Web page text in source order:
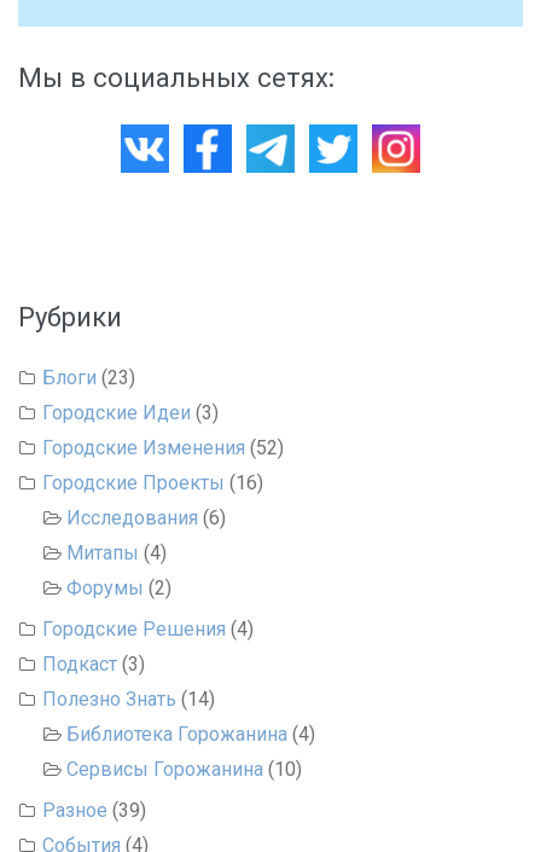
Мы в социальных сетях:
Рубрики
Блоги (23)
Городские Идеи (3)
Городские Изменения (52)
Городские Проекты (16)
Исследования (6)
Митапы (4)
Форумы (2)
Городские Решения (4)
Подкаст (3)
Полезно Знать (14)
Библиотека Горожанина (4)
Сервисы Горожанина (10)
Разное (39)
События (4)